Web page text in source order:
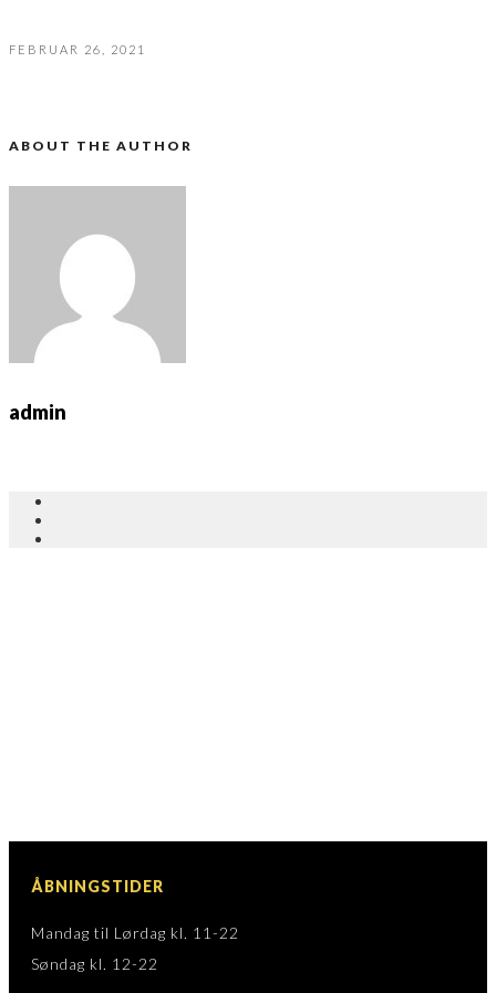
FEBRUAR 26, 2021
ABOUT THE AUTHOR
admin
ÅBNINGSTIDER
Mandag til Lørdag kl. 11-22
Søndag kl. 12-22